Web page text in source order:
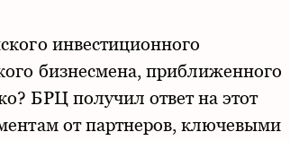
инвестиционного
бизнесмена, приближенного
БРЦ получил ответ на этот
от партнеров, ключевыми